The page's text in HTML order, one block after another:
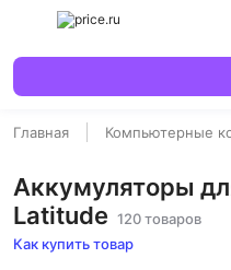
Главная Компьютерные
Аккумуляторы
Latitude 120 товаров
Как купить товар